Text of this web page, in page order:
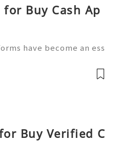
Buy Cash Ap
have become an ess
receive payments,
Buy Verified C